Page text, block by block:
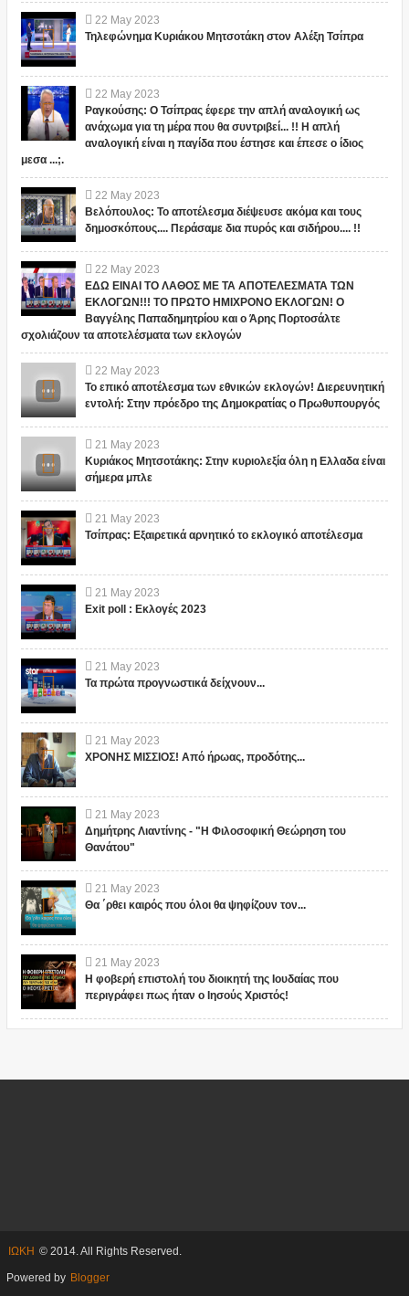
22 May 2023
Τηλεφώνημα Κυριάκου Μητσοτάκη στον Αλέξη Τσίπρα
22 May 2023
Ραγκούσης: Ο Τσίπρας έφερε την απλή αναλογική ως
ανάχωμα για τη μέρα που θα συντριβεί... !! Η απλή
αναλογική είναι η παγίδα που έστησε και έπεσε ο ίδιος
μεσα ...;.
22 May 2023
Βελόπουλος: Το αποτέλεσμα διέψευσε ακόμα και τους
δημοσκόπους.... Περάσαμε δια πυρός και σιδήρου.... !!
22 May 2023
ΕΔΩ ΕΙΝΑΙ ΤΟ ΛΑΘΟΣ ΜΕ ΤΑ ΑΠΟΤΕΛΕΣΜΑΤΑ ΤΩΝ
ΕΚΛΟΓΩΝ!!! ΤΟ ΠΡΩΤΟ ΗΜΙΧΡΟΝΟ ΕΚΛΟΓΩΝ! Ο
Βαγγέλης Παπαδημητρίου και ο Άρης Πορτοσάλτε
σχολιάζουν τα αποτελέσματα των εκλογών
22 May 2023
Το επικό αποτέλεσμα των εθνικών εκλογών! Διερευνητική
εντολή: Στην πρόεδρο της Δημοκρατίας ο Πρωθυπουργός
21 May 2023
Κυριάκος Μητσοτάκης: Στην κυριολεξία όλη η Ελλαδα είναι
σήμερα μπλε
21 May 2023
Τσίπρας: Εξαιρετικά αρνητικό το εκλογικό αποτέλεσμα
21 May 2023
Exit poll : Εκλογές 2023
21 May 2023
Τα πρώτα προγνωστικά δείχνουν...
21 May 2023
ΧΡΟΝΗΣ ΜΙΣΣΙΟΣ! Από ήρωας, προδότης...
21 May 2023
Δημήτρης Λιαντίνης - "Η Φιλοσοφική Θεώρηση του
Θανάτου"
21 May 2023
Θα ΄ρθει καιρός που όλοι θα ψηφίζουν τον...
21 May 2023
Η φοβερή επιστολή του διοικητή της Ιουδαίας που
περιγράφει πως ήταν ο Ιησούς Χριστός!
ΙΩΚΗ © 2014. All Rights Reserved.
Powered by Blogger